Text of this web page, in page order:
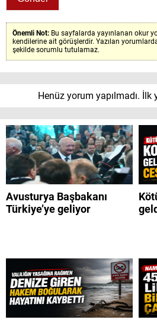
Önemli Not: Bu sayfalarda yayınlanan okur
kendilerine ait görüşlerdir. Yazılan
şekilde sorumlu tutulamaz.
Henüz yorum yapılmadı. İlk
Avusturya Başbakanı
Türkiye’ye geliyor